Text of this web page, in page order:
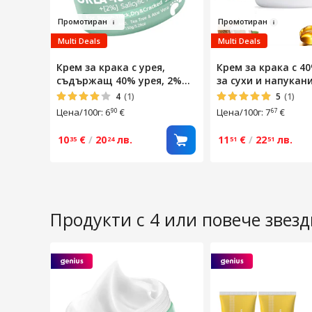
Промотиран
Multi Deals
Крем за крака с урея,
съдържащ 40% урея, 2%
салицилова киселина,
чаено дърво и алое вера,
хидратиращ и
мазоли, подходящ за суха,
4 (1)
Цена/100г: 690 €
1035 € / 2024 лв.
Промотиран
Multi Deals
Крем за крака с
за сухи и
против мазоли,
интензивен
5 (1)
Цена/100г: 767 €
1151 € / 2251 лв.
Продукти с 4 или повече